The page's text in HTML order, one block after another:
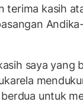
terima kasih
saya yang
untuk